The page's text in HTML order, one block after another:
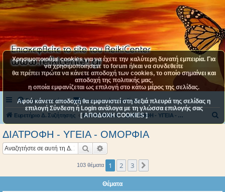
Συχνές ερωτήσεις Επικοινωνήστε μαζί μας
Ευρετήριο Δ. Συζήτησης ΚΑΤΗΓΟΡΙΑ 4 ΔΙΑΤΡΟΦΗ - ΥΓΕΙΑ - ΟΜΟΡΦΙΑ
ΔΙΑΤΡΟΦΗ - ΥΓΕΙΑ - ΟΜΟΡΦΙΑ
Αναζήτηση
103 θέματα 1 2 3
Θέματα
Χρησιμοποιούμε cookies για να έχετε την καλύτερη δυνατή εμπειρία. Για
να χρησιμοποιήσετε το forum ή/και να συνδεθείτε
θα πρέπει πρώτα να κάνετε αποδοχή των cookies, το οποίο σημαίνει και
αποδοχή της πολιτικής μας,
η οποία εμφανίζεται ως επιλογή στο κάτω μέρος της σελίδας.
Αφού κάνετε αποδοχή θα εμφανιστεί στη δεξιά πλευρά της σελίδας η
επιλογή Σύνδεση ή Login ανάλογα με τη γλώσσα επιλογής σας
[ ΑΠΟΔΟΧΗ COOKIES ]